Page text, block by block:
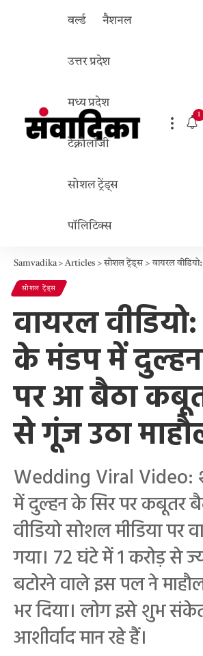
वर्ल्ड नैशनल
उत्तर प्रदेश
मध्य प्रदेश
टेक्नोलॉजी
सोशल ट्रेंड्स
पॉलिटिक्स
1
Samvadika>Articles >सोशल ट्रेंड्स >वायरल वीडियो: शादी के मंडप में
सोशल ट्रेंड्स
वायरल
के मंडप में
पर आ बैठा
से गूंज उठा
Wedding Viral Video:
में दुल्हन के सिर पर कबूतर
वीडियो सोशल मीडिया पर
गया। 72 घंटे में 1 करोड़ से
बटोरने वाले इस पल ने
भर दिया। लोग इसे शुभ
आशीर्वाद मान रहे हैं।